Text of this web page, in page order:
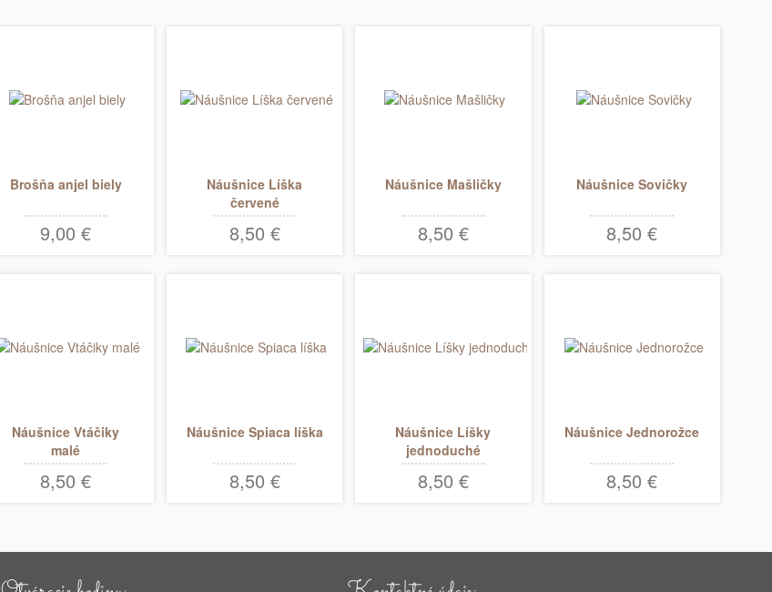
Brošňa anjel biely
9,00 €
Náušnice Líška
červené
8,50 €
Náušnice Mašličky
8,50 €
Náušnice Sovičky
8,50 €
Náušnice Vtáčiky
malé
8,50 €
Náušnice Spiaca líška
8,50 €
Náušnice Líšky
jednoduché
8,50 €
Náušnice Jednorožce
8,50 €